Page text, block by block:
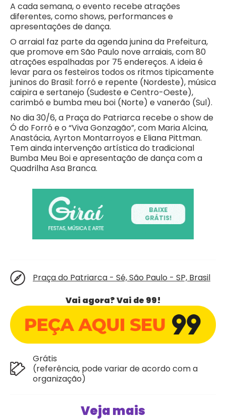
A cada semana, o evento recebe atrações
diferentes, como shows, performances e
apresentações de dança.
O arraial faz parte da agenda junina da Prefeitura,
que promove em São Paulo nove arraiais, com 80
atrações espalhadas por 75 endereços. A ideia é
levar para os festeiros todos os ritmos tipicamente
juninos do Brasil: forró e repente (Nordeste), música
caipira e sertanejo (Sudeste e Centro-Oeste),
carimbó e bumba meu boi (Norte) e vanerão (Sul).
No dia 30/6, a Praça do Patriarca recebe o show de
Ó do Forró e o “Viva Gonzagão”, com Maria Alcina,
Anastácia, Ayrton Montarroyos e Eliana Pittman.
Tem ainda intervenção artística do tradicional
Bumba Meu Boi e apresentação de dança com a
Quadrilha Asa Branca.
Praça do Patriarca - Sé, São Paulo - SP, Brasil
Vai agora? Vai de 99!
Grátis
(referência, pode variar de acordo com a
organização)
Veja mais